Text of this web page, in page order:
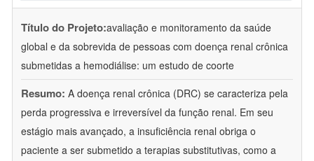
Título do Projeto:avaliação e monitoramento da saúde
global e da sobrevida de pessoas com doença renal crônica
submetidas a hemodiálise: um estudo de coorte
Resumo: A doença renal crônica (DRC) se caracteriza pela
perda progressiva e irreversível da função renal. Em seu
estágio mais avançado, a insuficiência renal obriga o
paciente a ser submetido a terapias substitutivas, como a